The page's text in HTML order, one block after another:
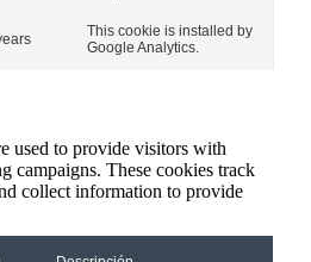
This cookie is installed by
Google Analytics.
used to provide visitors with
campaigns. These cookies track
collect information to provide